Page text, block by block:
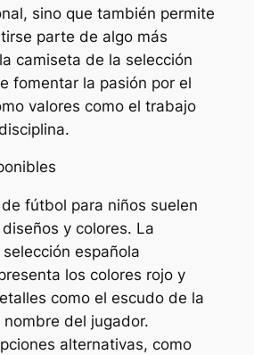
sino que también permite
parte de algo más
camiseta de la selección
fomentar la pasión por el
valores como el trabajo
fútbol para niños suelen
y colores. La
española
los colores rojo y
como el escudo de la
del jugador.
alternativas, como